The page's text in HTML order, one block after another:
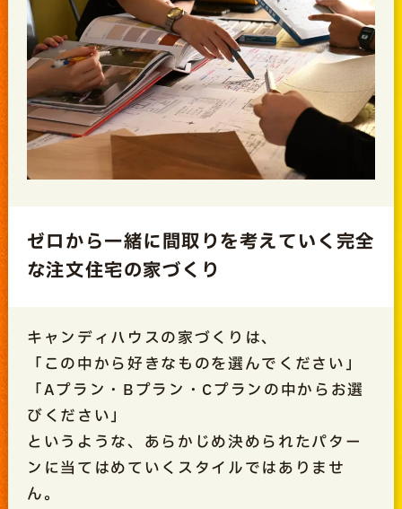
ゼロから一緒に間取りを考えていく完全
な注文住宅の家づくり
キャンディハウスの家づくりは、
「この中から好きなものを選んでください」
「Aプラン・Bプラン・Cプランの中からお選
びください」
というような、あらかじめ決められたパター
ンに当てはめていくスタイルではありませ
ん。